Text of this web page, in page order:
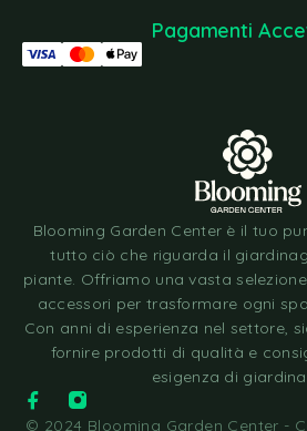
Blooming Garden Center è il tuo
tutto ciò che riguarda il
piante. Offriamo una vasta
accessori per trasformare ogni
Con anni di esperienza nel settore,
fornire prodotti di qualità e
esigenza di
© 2024 Blooming Garden Center -
Pagamenti